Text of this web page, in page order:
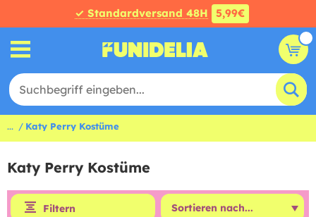
✓ Standardversand 48H 5,99€
... Katy Perry Kostüme
Katy Perry Kostüme
Filtern